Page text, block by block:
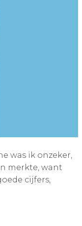
was ik onzeker,
merkte, want
cijfers,